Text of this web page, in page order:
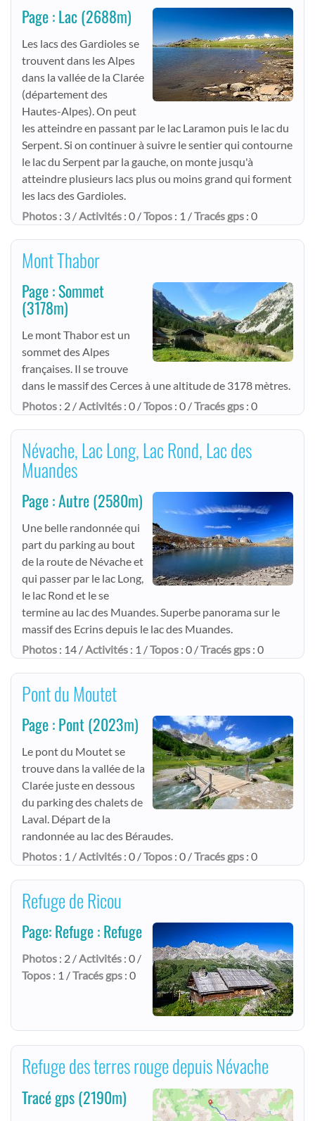
Page : Lac(2688m)
Les lacs des Gardioles se
trouvent dans les Alpes
dans la vallée de la Clarée
(département des
Hautes-Alpes). On peut
les atteindre en passant par le lac Laramon puis le lac du
Serpent. Si on continuer à suivre le sentier qui contourne
le lac du Serpent par la gauche, on monte jusqu'à
atteindre plusieurs lacs plus ou moins grand qui forment
les lacs des Gardioles.
Photos : 3 / Activités : 0 /Topos : 1 /Tracés gps : 0
Mont Thabor
Page : Sommet
(3178m)
Le mont Thabor est un
sommet des Alpes
françaises. Il se trouve
dans le massif des Cerces à une altitude de 3178 mètres.
Photos : 2 / Activités : 0 /Topos : 0 /Tracés gps : 0
Névache, Lac Long, Lac Rond, Lac des
Muandes
Page : Autre(2580m)
Une belle randonnée qui
part du parking au bout
de la route de Névache et
qui passer par le lac Long,
le lac Rond et le se
termine au lac des Muandes. Superbe panorama sur le
massif des Ecrins depuis le lac des Muandes.
Photos : 14 /Activités : 1 /Topos : 0 /Tracés gps : 0
Pont du Moutet
Page : Pont(2023m)
Le pont du Moutet se
trouve dans la vallée de la
Clarée juste en dessous
du parking des chalets de
Laval. Départ de la
randonnée au lac des Béraudes.
Photos : 1 /Activités : 0 /Topos : 0 /Tracés gps : 0
Refuge de Ricou
Page: Refuge : Refuge
Photos : 2 /Activités : 0 /
Topos : 1 /Tracés gps : 0
Refuge des terres rouge depuis Névache
Tracé gps(2190m)